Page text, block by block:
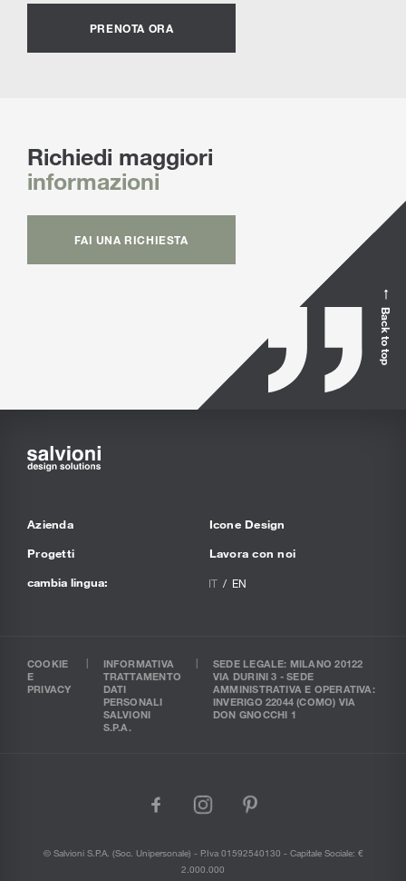
PRENOTA ORA
Richiedi maggiori
informazioni
FAI UNA RICHIESTA
Back to top
Azienda
Progetti
Icone Design
Lavora con noi
cambia lingua:
IT EN
COOKIE
E
PRIVACY
INFORMATIVA
TRATTAMENTO
DATI
PERSONALI
SALVIONI
S.P.A.
SEDE LEGALE: MILANO 20122
VIA DURINI 3 - SEDE
AMMINISTRATIVA E OPERATIVA:
INVERIGO 22044 (COMO) VIA
DON GNOCCHI 1
facebook
instagram
pinterest
© Salvioni S.P.A. (soc. Unipersonale) - P.Iva 01592540130 - Capitale Sociale: €
2.000.000